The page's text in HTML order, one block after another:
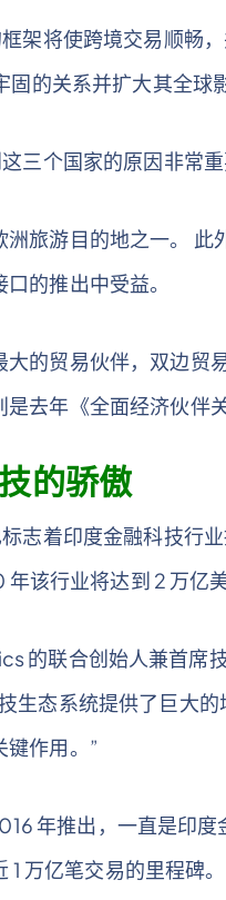
架将使跨境交易顺畅
固的关系并扩大其全球
三个国家的原因非常重
旅游目的地之一。
的推出中受益。
的贸易伙伴，双边贸
去年《全面经济伙伴
的骄傲
志着印度金融科技行
该行业将达到 2 万亿美
的联合创始人兼首席
生态系统提供了巨大
作用。”
年推出，一直是印
万亿笔交易的里程碑